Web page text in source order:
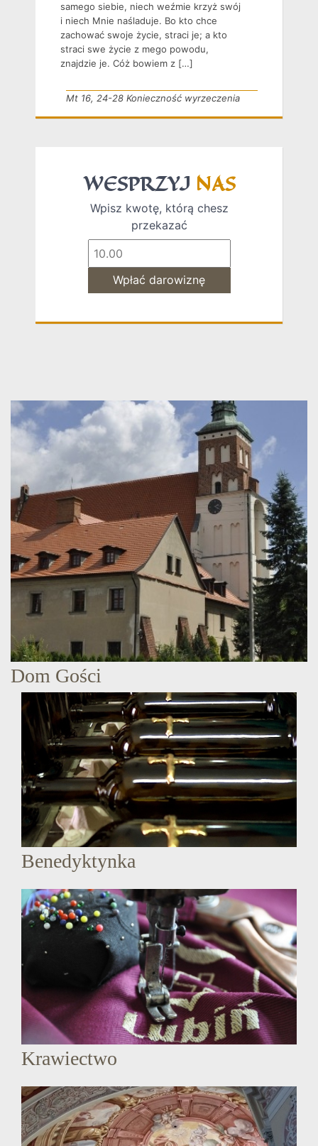
samego siebie, niech weźmie krzyż swój
i niech Mnie naśladuje. Bo kto chce
zachować swoje życie, straci je; a kto
straci swe życie z mego powodu,
znajdzie je. Cóż bowiem z […]
Mt 16, 24-28 Konieczność wyrzeczenia
WESPRZYJ NAS
Wpisz kwotę, którą chesz
przekazać
Dom Gości
Benedyktynka
Krawiectwo